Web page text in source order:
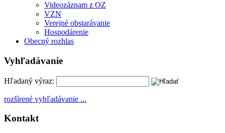
Videozáznam z OZ
VZN
Verejné obstarávanie
Hospodárenie
Obecný rozhlas
Vyhľadávanie
Hľadaný výraz:
rozšírené vyhľadávanie ...
Kontakt